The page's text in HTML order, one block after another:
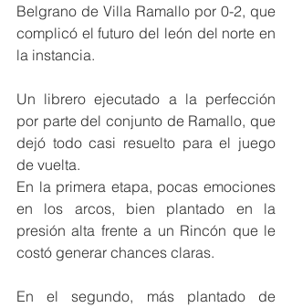
Belgrano de Villa Ramallo por 0-2, que
complicó el futuro del león del norte en
la instancia.
Un librero ejecutado a la perfección
por parte del conjunto de Ramallo, que
dejó todo casi resuelto para el juego
de vuelta.
En la primera etapa, pocas emociones
en los arcos, bien plantado en la
presión alta frente a un Rincón que le
costó generar chances claras.
En el segundo, más plantado de